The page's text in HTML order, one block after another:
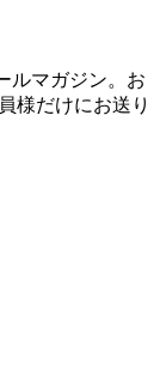
ルマガジン。お
様だけにお送り